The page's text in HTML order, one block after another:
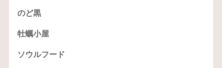
のど黒
牡蠣小屋
ソウルフード